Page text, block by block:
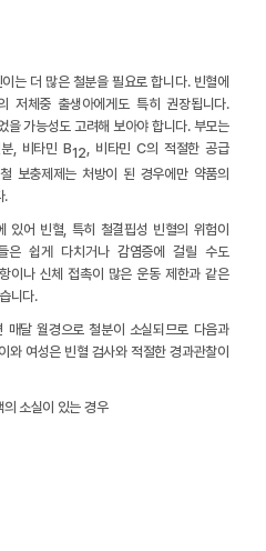
는 더 많은 철분을 필요로 합니다. 빈혈에
저체중 출생아에게도 특히 권장됩니다.
을 가능성도 고려해 보아야 합니다. 부모는
, 비타민 B12 , 비타민 C의 적절한 공급
보충제제는 처방이 된 경우에만 약품의
.
어 빈혈, 특히 철결핍성 빈혈의 위험이
은 쉽게 다치거나 감염증에 걸릴 수도
이나 신체 접촉이 많은 운동 제한과 같은
니다.
달 월경으로 철분이 소실되므로 다음과
와 여성은 빈혈 검사와 적절한 경과관찰이
의 소실이 있는 경우